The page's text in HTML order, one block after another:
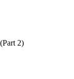
2)